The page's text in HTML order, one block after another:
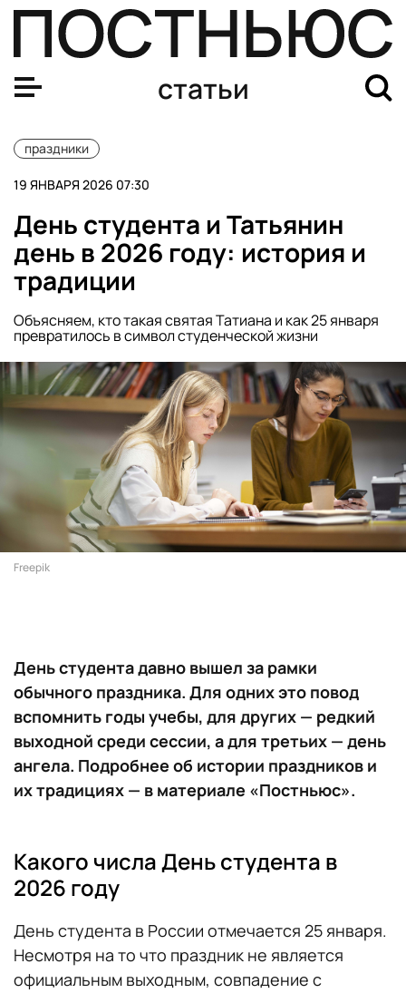
статьи
праздники
19 ЯНВАРЯ 2026 07:30
День студента и Татьянин
день в 2026 году: история и
традиции
Объясняем, кто такая святая Татиана и как 25 января
превратилось в символ студенческой жизни
Freepik
День студента давно вышел за рамки
обычного праздника. Для одних это повод
вспомнить годы учебы, для других — редкий
выходной среди сессии, а для третьих — день
ангела. Подробнее об истории праздников и
их традициях — в материале «Постньюс».
Какого числа День студента в
2026 году
День студента в России отмечается 25 января.
Несмотря на то что праздник не является
официальным выходным, совпадение с
Старый Новый год 2026: история, традиции и обычаи,